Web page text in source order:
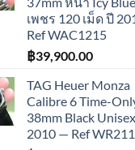
เพชร 120 เม็ด ปี
Ref WAC1215
฿39,900.00
TAG Heuer Monza
Calibre 6 Time-
38mm Black
2010 — Ref